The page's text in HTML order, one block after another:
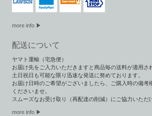
more info ▶
配送について
ヤマト運輸（宅急便）
お届け先をご入力いただきますと商品毎の送料が適用さ
土日祝日も可能な限り迅速な発送に努めております。
お届け日時のご希望がございましたら、ご購入時の備考
くださいませ。
スムーズなお受け取り（再配達の削減）にご協力いただ
more info ▶︎